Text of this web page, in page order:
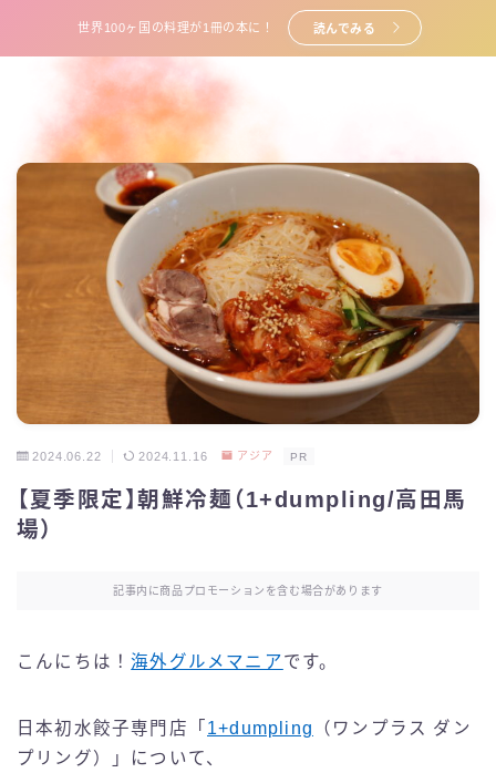
世界100ヶ国の料理が1冊の本に！ 読んでみる
2024.06.22 2024.11.16 アジア PR
【夏季限定】朝鮮冷麺（1+dumpling/高田馬
場）
記事内に商品プロモーションを含む場合があります
こんにちは！海外グルメマニアです。
日本初水餃子専門店「 1+dumpling
（ワンプラス ダン
プリング）」について、